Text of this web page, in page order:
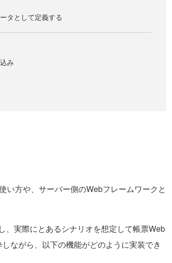
タとして定義する
み
方や、サーバー側のWebフレームワークと
実際にとあるシナリオを想定して帳票Web
ながら、以下の機能がどのように実装でき